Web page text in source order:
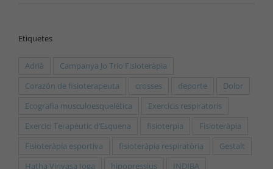
Etiquetes
Adrià
Campanya Jo Trio Fisioteràpia
Corazón de fisioterapeuta
crosses deporte
Dolor
Ecografia musculoesquelètica
Exercicis respiratoris
Exercici Terapèutic d’Esquena
fisioterpia
Fisioteràpia
Fisioteràpia esportiva
fisioteràpia respiratòria
Gestalt
Hatha Vinyasa Ioga
hipopressius
INDIBA